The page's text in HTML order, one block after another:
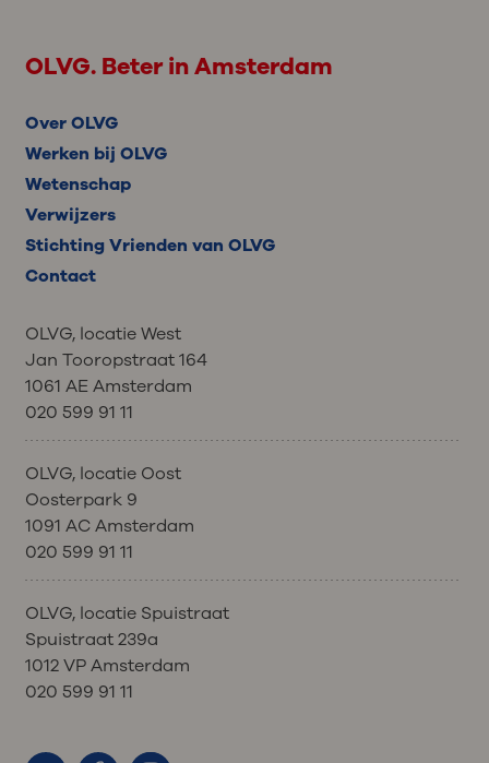
OLVG. Beter in Amsterdam
Over OLVG
Werken bij OLVG
Wetenschap
Verwijzers
Stichting Vrienden van OLVG
Contact
OLVG, locatie West
Jan Tooropstraat 164
1061 AE Amsterdam
020 599 91 11
OLVG, locatie Oost
Oosterpark 9
1091 AC Amsterdam
020 599 91 11
OLVG, locatie Spuistraat
Spuistraat 239a
1012 VP Amsterdam
020 599 91 11